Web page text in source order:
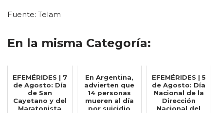
Fuente: Telam
En la misma Categoría:
EFEMÉRIDES | 7
de Agosto: Día
de San
Cayetano y del
Maratonista
En Argentina,
advierten que
14 personas
mueren al día
por suicidio
EFEMÉRIDES | 5
de Agosto: Día
Nacional de la
Dirección
Nacional del